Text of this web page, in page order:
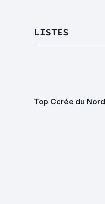
LISTES
Top Corée du Nord